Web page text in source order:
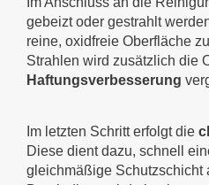
gebeizt oder gestrahlt
reine, oxidfreie Oberfläche
Strahlen wird zusätzlich die
Haftungsverbesserung
Im letzten Schritt erfolgt die
Diese dient dazu, schnell
gleichmäßige Schutzschicht